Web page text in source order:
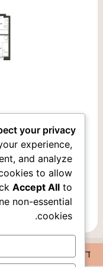
דירה38
your privacy
experience,
and analyze
to allow
Accept All to
non-essential
cookies.